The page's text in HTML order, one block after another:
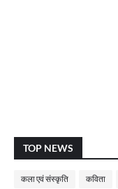
TOP NEWS
कला एवं संस्कृति कविता